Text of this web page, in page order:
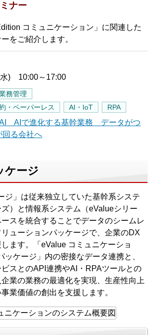
ナー
コミュニケーション」に関連した
をご紹介します。
) 10:00～17:00
務管理
・ペーパーレス
AI・IoT RPA
AIで進化する基幹業務 データがつ
回る会社へ
ケージ
ジ」は従来独立していた基幹系システ
）と情報系システム（eValueシリー
スを統合することでデータのシームレ
ューションパッケージで、企業のDX
ます。「eValue コミュニケーショ
ッケージ」内の密接なデータ連携と、
スとのAPI連携やAI・RPAツールとの
業の業務の最適化を実現、生産性向上
業価値の創出を支援します。